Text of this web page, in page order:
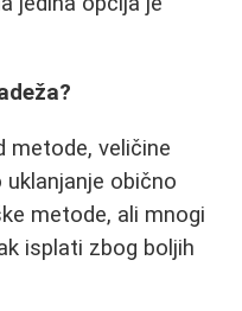
metode, veličine
obično
metode, ali mnogi
isplati zbog boljih